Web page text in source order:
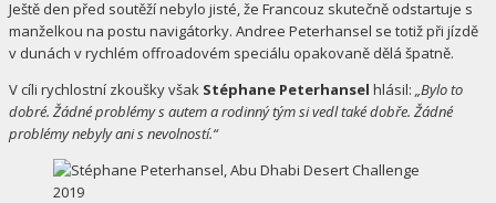
Ještě den před soutěží nebylo jisté, že Francouz skutečně odstartuje s
manželkou na postu navigátorky. Andree Peterhansel se totiž při jízdě
v dunách v rychlém offroadovém speciálu opakovaně dělá špatně.
V cíli rychlostní zkoušky však Stéphane Peterhansel hlásil: „Bylo to
dobré. Žádné problémy s autem a rodinný tým si vedl také dobře. Žádné
problémy nebyly ani s nevolností.“